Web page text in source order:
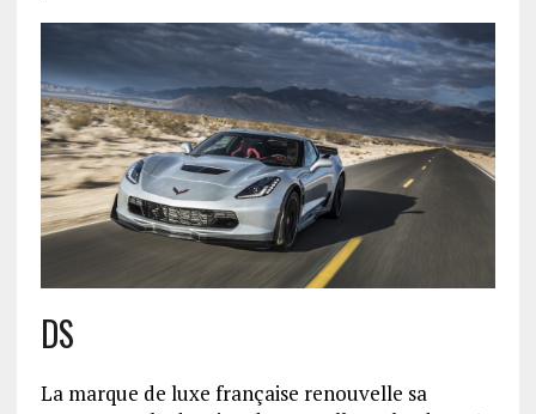
DS
La marque de luxe française renouvelle sa